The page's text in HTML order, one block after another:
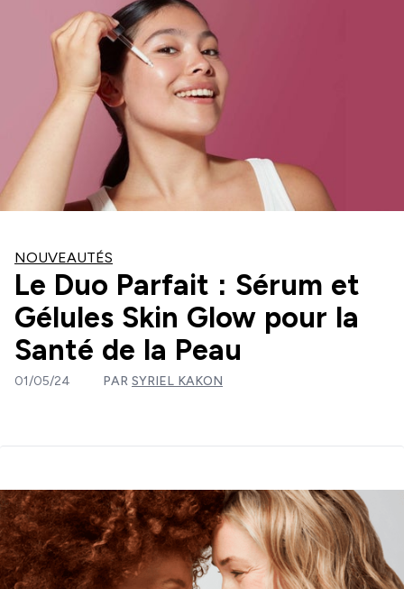
NOUVEAUTÉS
Le Duo Parfait : Sérum et
Gélules Skin Glow pour la
Santé de la Peau
01/05/24 PAR SYRIEL KAKON